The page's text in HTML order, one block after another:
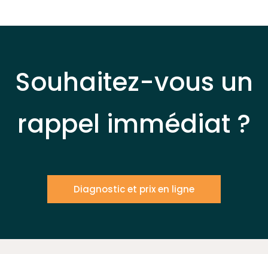
Souhaitez-vous un
rappel immédiat ?
Diagnostic et prix en ligne